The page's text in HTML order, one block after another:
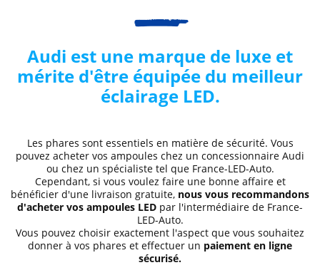
Audi est une marque de luxe et
mérite d'être équipée du meilleur
éclairage LED.
Les phares sont essentiels en matière de sécurité. Vous
pouvez acheter vos ampoules chez un concessionnaire Audi
ou chez un spécialiste tel que France-LED-Auto.
Cependant, si vous voulez faire une bonne affaire et
bénéficier d'une livraison gratuite, nous vous recommandons
d'acheter vos ampoules LED par l'intermédiaire de France-
LED-Auto.
Vous pouvez choisir exactement l'aspect que vous souhaitez
donner à vos phares et effectuer un paiement en ligne
sécurisé.